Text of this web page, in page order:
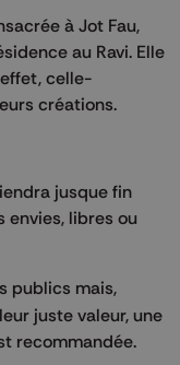
à Jot Fau,
au Ravi. Elle
celle-
créations.
jusque fin
envies, libres ou
publics mais,
juste valeur, une
recommandée.